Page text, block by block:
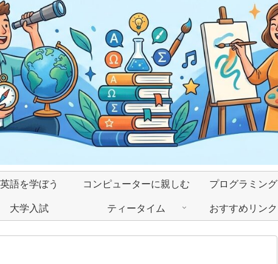
英語を学ぼう コンピューターに親しむ プログラミング
大学入試
ティータイム おすすめリンク